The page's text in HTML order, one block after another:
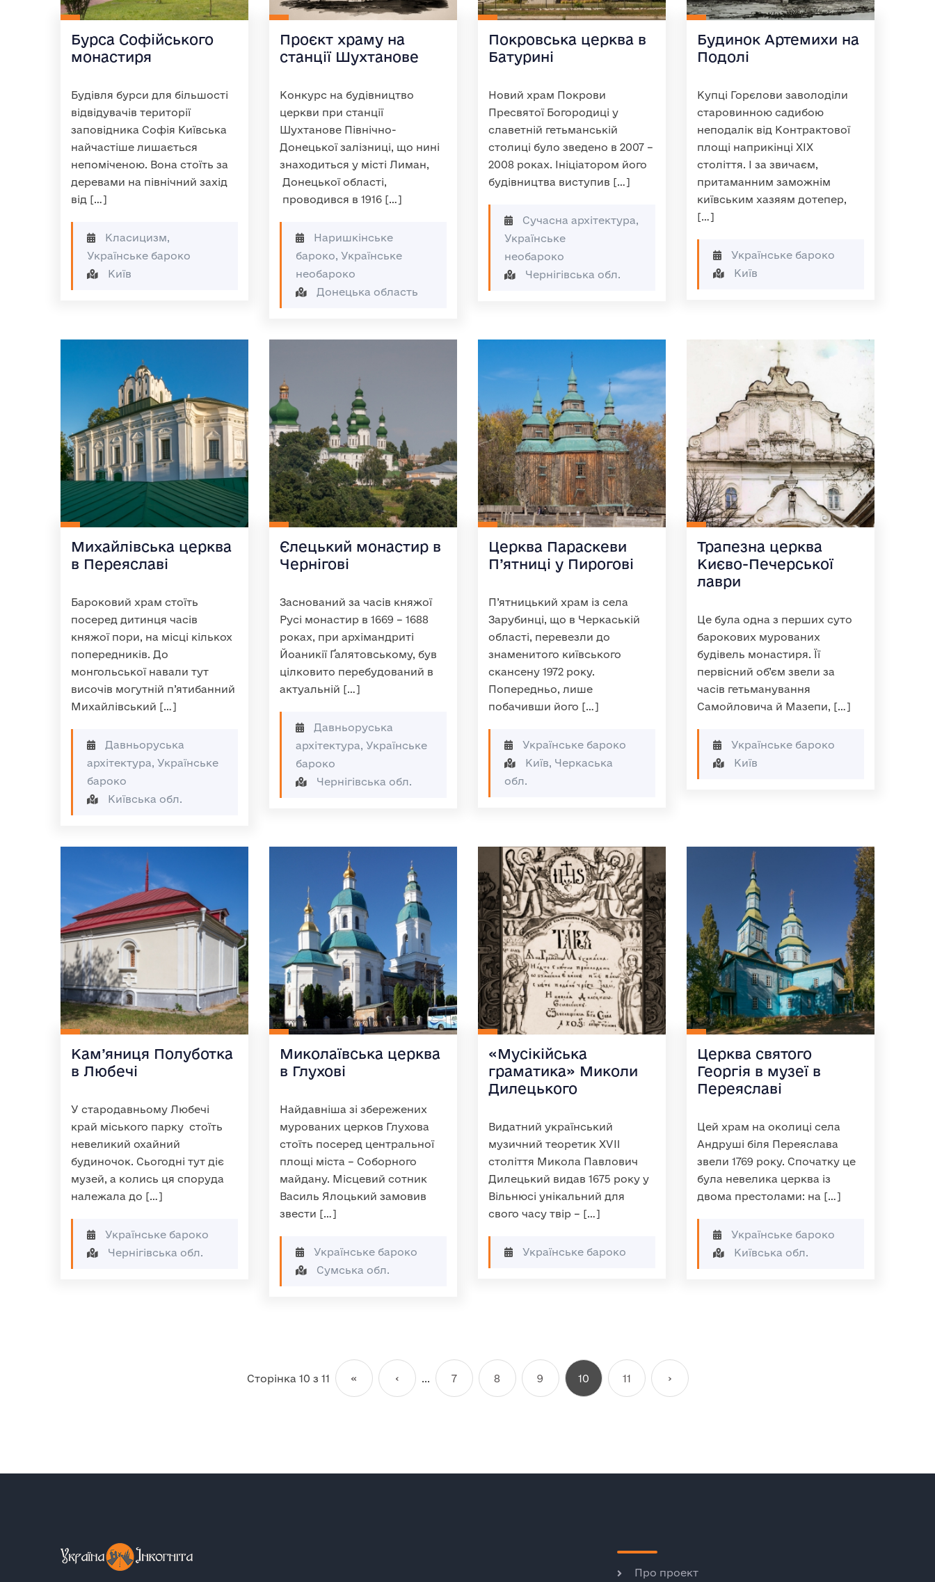
Бурса Софійського
монастиря
Будівля бурси для більшості
відвідувачів території
заповідника Софія Київська
найчастіше лишається
непоміченою. Вона стоїть за
деревами на північний захід
від […]
Класицизм,
Українське бароко
Київ
Проєкт храму на
станції Шухтанове
Конкурс на будівництво
церкви при станції
Шухтанове Північно-
Донецької залізниці, що нині
знаходиться у місті Лиман,
Донецької області,
проводився в 1916 […]
Наришкінське
бароко, Українське
необароко
Донецька область
Покровська церква в
Батурині
Новий храм Покрови
Пресвятої Богородиці у
славетній гетьманській
столиці було зведено в 2007 –
2008 роках. Ініціатором його
будівництва виступив […]
Сучасна архітектура,
Українське
необароко
Чернігівська обл.
Будинок Артемихи на
Подолі
Купці Горєлови заволоділи
старовинною садибою
неподалік від Контрактової
площі наприкінці XIX
століття. І за звичаєм,
притаманним заможнім
київським хазяям дотепер,
[…]
Українське бароко
Київ
Михайлівська церква
в Переяславі
Бароковий храм стоїть
посеред дитинця часів
княжої пори, на місці кількох
попередників. До
монгольської навали тут
височів могутній п’ятибанний
Михайлівський […]
Давньоруська
архітектура, Українське
бароко
Київська обл.
Єлецький монастир в
Чернігові
Заснований за часів княжої
Русі монастир в 1669 – 1688
роках, при архімандриті
Йоаникії Ґалятовському, був
цілковито перебудований в
актуальній […]
Давньоруська
архітектура, Українське
бароко
Чернігівська обл.
Церква Параскеви
П’ятниці у Пирогові
П’ятницький храм із села
Зарубинці, що в Черкаській
області, перевезли до
знаменитого київського
скансену 1972 року.
Попередньо, лише
побачивши його […]
Українське бароко
Київ, Черкаська
обл.
Трапезна церква
Києво-Печерської
лаври
Це була одна з перших суто
барокових мурованих
будівель монастиря. Її
первісний об’єм звели за
часів гетьманування
Самойловича й Мазепи, […]
Українське бароко
Київ
Кам’яниця Полуботка
в Любечі
У стародавньому Любечі
край міського парку стоїть
невеликий охайний
будиночок. Сьогодні тут діє
музей, а колись ця споруда
належала до […]
Українське бароко
Чернігівська обл.
Миколаївська церква
в Глухові
Найдавніша зі збережених
мурованих церков Глухова
стоїть посеред центральної
площі міста – Соборного
майдану. Місцевий сотник
Василь Ялоцький замовив
звести […]
Українське бароко
Сумська обл.
«Мусікійська
граматика» Миколи
Дилецького
Видатний український
музичний теоретик XVII
століття Микола Павлович
Дилецький видав 1675 року у
Вільнюсі унікальний для
свого часу твір – […]
Українське бароко
Церква святого
Георгія в музеї в
Переяславі
Цей храм на околиці села
Андруші біля Переяслава
звели 1769 року. Спочатку це
була невелика церква із
двома престолами: на […]
Українське бароко
Київська обл.
Сторінка 10 з 11 « ‹ ... 7 8 9 10 11 ›
Про проект